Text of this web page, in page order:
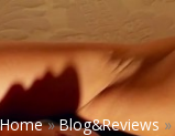
Home » Blog&Reviews »